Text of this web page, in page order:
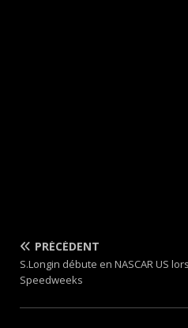
PRÉCÉDENT
S.Longin débute en NASCAR US
Speedweeks